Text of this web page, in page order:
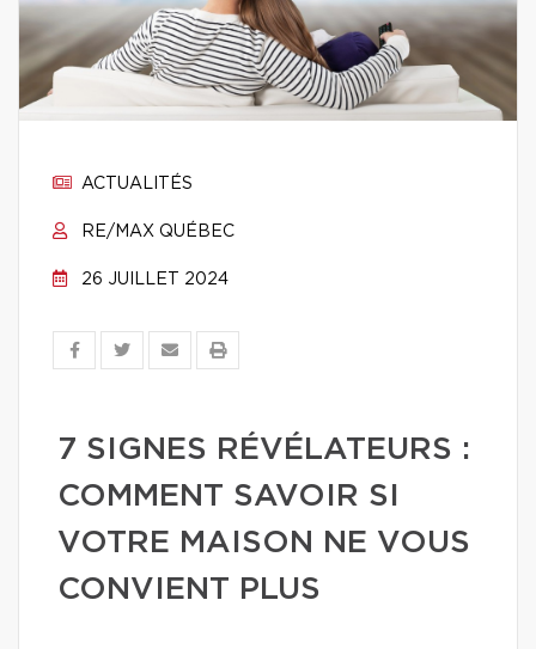
ACTUALITÉS
RE/MAX QUÉBEC
26 JUILLET 2024
7 SIGNES RÉVÉLATEURS :
COMMENT SAVOIR SI
VOTRE MAISON NE VOUS
CONVIENT PLUS